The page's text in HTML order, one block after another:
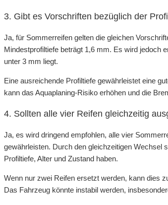
3. Gibt es Vorschriften bezüglich der
Ja, für Sommerreifen gelten die gleichen
Mindestprofiltiefe beträgt 1,6 mm. Es wird jedoch
unter 3 mm liegt.
Eine ausreichende Profiltiefe gewährleistet eine
kann das Aquaplaning-Risiko erhöhen und die
4. Sollten alle vier Reifen gleichzeitig
Ja, es wird dringend empfohlen, alle vier
gewährleisten. Durch den gleichzeitigen Wechsel
Profiltiefe, Alter und Zustand haben.
Wenn nur zwei Reifen ersetzt werden, kann dies
Das Fahrzeug könnte instabil werden,